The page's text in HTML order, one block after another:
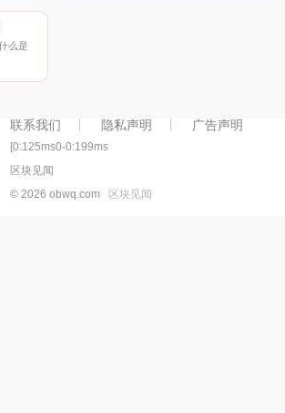
用于
是一
运行的
么是
联网计
于与世
第一个
和模
联系我们 隐私声明 广告声明
[0:125ms0-0:199ms
区块见闻
© 2026 obwq.com 区块见闻